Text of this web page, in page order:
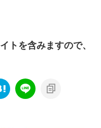
トを含みますので、